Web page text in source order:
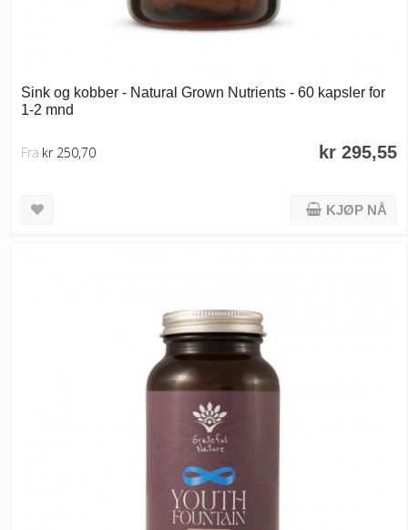
Sink og kobber - Natural Grown Nutrients - 60 kapsler for
1-2 mnd
kr 295,55
Fra kr 250,70
KJØP NÅ